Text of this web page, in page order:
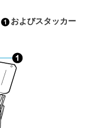
およびスタッカー